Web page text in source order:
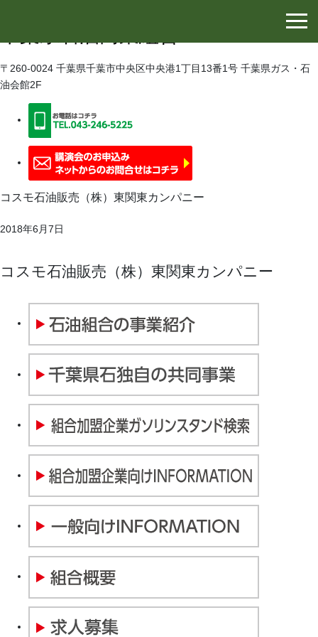
〒260-0024 千葉県千葉市中央区中央港1丁目13番1号 千葉県ガス・石
油会館2F
コスモ石油販売（株）東関東カンパニー
2018年6月7日
コスモ石油販売（株）東関東カンパニー